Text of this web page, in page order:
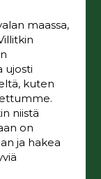
maassa,
ujosti
kuten
niistä
on
ja hakea